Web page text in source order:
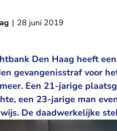
| 28 juni 2019
Den Haag heeft
gevangenisstraf voor
Een 21-jarige
een 23-jarige man
De daadwerkelijke